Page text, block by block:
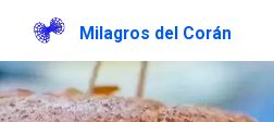
Milagros del Corán